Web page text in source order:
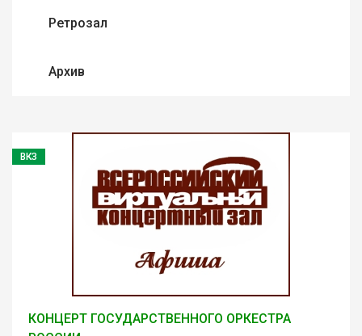
Ретрозал
Архив
ВКЗ
КОНЦЕРТ ГОСУДАРСТВЕННОГО ОРКЕСТРА